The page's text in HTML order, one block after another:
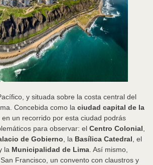
y situada sobre la costa central del
Concebida como la ciudad capital de la
, en un recorrido por esta ciudad podrás
para observar: el Centro Colonial
de Gobierno , la Basílica Catedral , el
la Municipalidad de Lima . Así mismo,
Francisco, un convento con claustros y